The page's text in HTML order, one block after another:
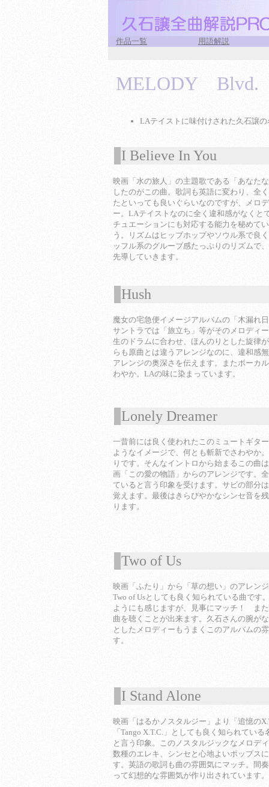
作品一覧 用語解説
MELODY Blvd.
LAテイストに味付けされた久石譲
I Believe In You
映画「水の旅人」の主題歌である「あなた
したのがこの曲。歌詞も英語に変わり、全
たといっても良いぐらいなのですが、メロ
ー。LAテイストなのに全く違和感がなくと
チュエーションにも対応する能力を秘めて
う。リズムはヒップホップやソウル系で良
ッフル系のグルーブ感たっぷりのリズムで
先導していきます。
Hush
魔女の宅急便イメージアルバムの「木漏れ
サントラでは「旅立ち」等がそのメロディ
生のドラムに合わせ、ほんのりとした旋律
らも原曲とは違うアレンジなのに、違和感
アレンジの奥深さを伝えます。またボーカ
わやか。LAの味に染まっています。
Lonely Dreamer
一昔前には良く使われたこのミュートギタ
ようなイメージで、何とも斬新でさわやか
りです。そんなイントロから始まるこの曲
画「この愛の物語」からのアレンジです。
ていると言う印象を受けます。サビの部分
覚えます。最後はきらびやかなシンセ音を
ります。
Two of Us
映画「ふたり」から「草の想い」のアレン
Two of Usとしても良く知られている曲です
ようにも感じますが、見事にマッチ！ ま
曲を聴くことが出来ます。久石さんの腕が
としたメロディーもうまくこのアルバムの
す。
I Stand Alone
映画「はるかノスタルジー」より「追憶の
「Tango X.T.C.」としても良く知られてい
と言う印象。このノスタルジックなメロデ
数種のエレキ、シンセと心地よいポップス
す。英語の歌詞も曲の雰囲気にマッチ。間
って幻想的な雰囲気が作り出されています。